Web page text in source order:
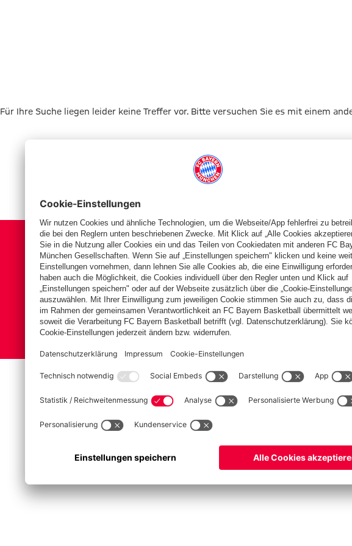
Für Ihre Suche liegen leider keine Treffer vor. Bitte versuchen Sie es mit einem
Basketball Frauen Handball Schach Schiedsrichter Seniorenfußball
Impressum Datenschutz Nutzungsbedingungen Barrierefreiheit